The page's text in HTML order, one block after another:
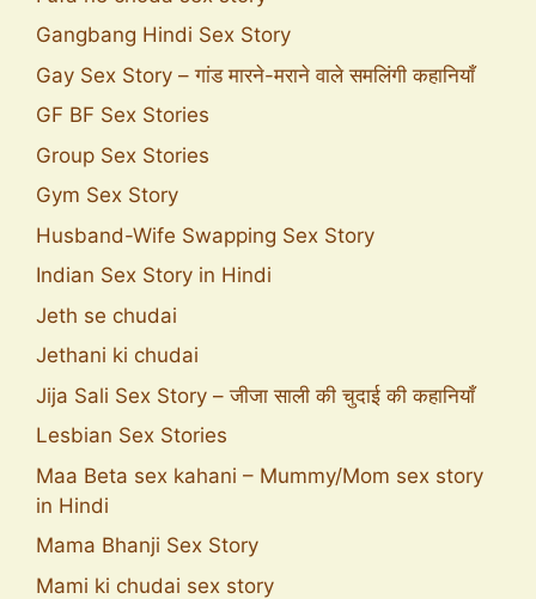
Gangbang Hindi Sex Story
Gay Sex Story – गांड मारने-मराने वाले समलिंगी कहानियाँ
GF BF Sex Stories
Group Sex Stories
Gym Sex Story
Husband-Wife Swapping Sex Story
Indian Sex Story in Hindi
Jeth se chudai
Jethani ki chudai
Jija Sali Sex Story – जीजा साली की चुदाई की कहानियाँ
Lesbian Sex Stories
Maa Beta sex kahani – Mummy/Mom sex story
in Hindi
Mama Bhanji Sex Story
Mami ki chudai sex story